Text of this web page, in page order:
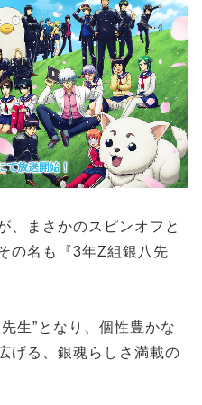
、まさかのスピンオフと
の名も『3年Z組銀八先
生”となり、個性豊かな
げる、銀魂らしさ満載の